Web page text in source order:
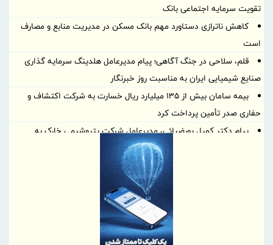
تقویت سرمایه اجتماعی بانک
کاهش ناترازی دستاورد مهم بانک مسکن در مدیریت منابع و مصارف
است
قلم، سلاحی در جنگ آگاهی؛ پیام مدیرعامل هلدینگ سرمایه گذاری
صنایع شیمیایی ایران به مناسبت روز خبرنگار
بیمه سامان بیش از ۱۳۵ میلیارد ریال خسارت به شرکت اکتشاف و
حفاری صدر تأمین پرداخت کرد
پیام دکتر کمیل پورضیائی، مدیرعامل شرکت پتروشیمی خارک به
پیام روابط عمومی ذوب‌آهن اصفهان به مناسبت روز خبرنگار
سه بویلر نیروگاه در دو ماه به مدار بازگشتند
اطلاع رسانی حرفه‌ای، شفاف و متعهدانه، رکن توسعه همه جانبه
قلم، حافظ حقیقت؛ خبرنگار، روایتگر آگاهی